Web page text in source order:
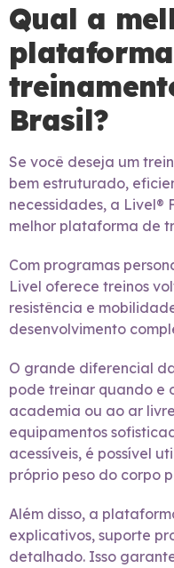
Qual a
Brasil?
Se você deseja um
bem estruturado,
necessidades, a Livel®
melhor plataforma de
Com programas
Livel oferece treinos
resistência e
desenvolvimento
O grande diferencial
pode treinar quando e
academia ou ao ar
equipamentos
acessíveis, é possível
próprio peso do corpo
Além disso, a
explicativos, suporte
detalhado. Isso